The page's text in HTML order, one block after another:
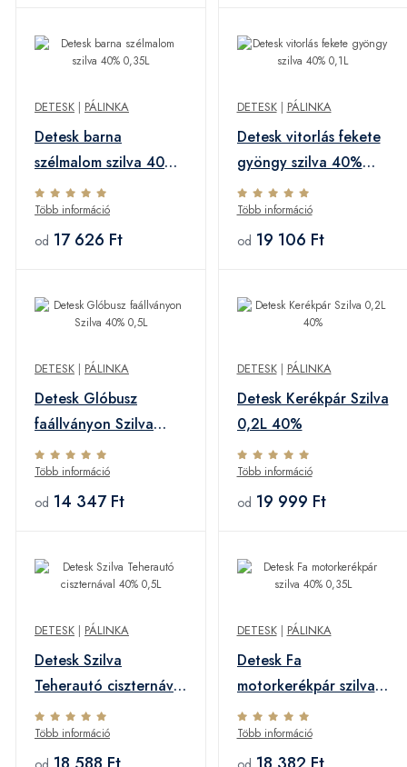
DETESK | PÁLINKA
Detesk barna
szélmalom szilva 40%
0,35L
Több információ
od 17 626 Ft
DETESK| PÁLINKA
Detesk vitorlás fekete
gyöngy szilva 40%
0,1L
Több információ
od 19 106 Ft
DETESK | PÁLINKA
Detesk Glóbusz
faállványon Szilva
40% 0,5L
Több információ
od 14 347 Ft
DETESK| PÁLINKA
Detesk Kerékpár Szilva
0,2L 40%
Több információ
od 19 999 Ft
DETESK | PÁLINKA
Detesk Szilva
Teherautó ciszternával
40% 0,5L
Több információ
DETESK| PÁLINKA
Detesk Fa
motorkerékpár szilva
40% 0,35L
Több információ